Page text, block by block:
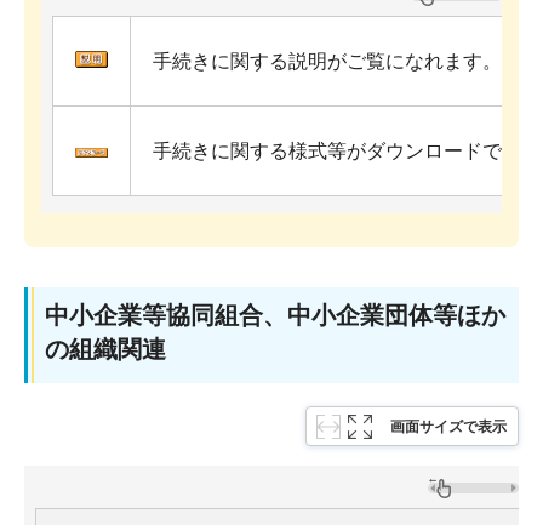
手続きに関する説明がご覧になれます。
手続きに関する様式等がダウンロードでき
中小企業等協同組合、中小企業団体等ほか
の組織関連
画面サイズで表示